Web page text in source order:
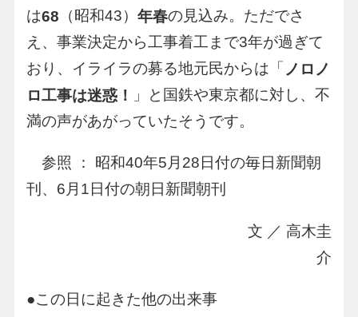
は68 （昭和43） 年春の見込み。ただでさ
え、事業決定から工事着工まで3年が過ぎて
おり、イライラの募る地元民からは「 ノロノ
ロ工事は迷惑！
」と国鉄や東京都に対し、不
満の声があがっていたそうです。
参照 ： 昭和40年5月28日付の毎日新聞朝
刊、6月1日付の朝日新聞朝刊
文 ／ 高木圭
介
●この日に起きた他の出来事